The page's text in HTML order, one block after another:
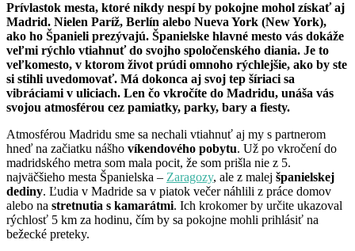
Prívlastok mesta, ktoré nikdy nespí by pokojne mohol získať aj
Madrid. Nielen Paríž, Berlín alebo Nueva York (New York),
ako ho Španieli prezývajú. Španielske hlavné mesto vás dokáže
veľmi rýchlo vtiahnuť do svojho spoločenského diania. Je to
veľkomesto, v ktorom život prúdi omnoho rýchlejšie, ako by ste
si stihli uvedomovať. Má dokonca aj svoj tep šíriaci sa
vibráciami v uliciach. Len čo vkročíte do Madridu, unáša vás
svojou atmosférou cez pamiatky, parky, bary a fiesty.
Atmosférou Madridu sme sa nechali vtiahnuť aj my s partnerom
hneď na začiatku nášho víkendového pobytu. Už po vkročení do
madridského metra som mala pocit, že som prišla nie z 5.
najväčšieho mesta Španielska – Zaragozy, ale z malej španielskej
dediny. Ľudia v Madride sa v piatok večer náhlili z práce domov
alebo na stretnutia s kamarátmi. Ich krokomer by určite ukazoval
rýchlosť 5 km za hodinu, čím by sa pokojne mohli prihlásiť na
bežecké preteky.